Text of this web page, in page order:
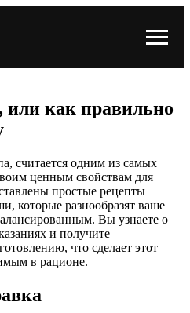
как правильно
считается одним из самых
ценным свойствам для
простые рецепты
которые разнообразят ваше
Вы узнаете о
и получите
что сделает этот
в рационе.